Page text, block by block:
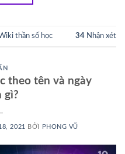
thần số học 34 Nhận xét
theo tên và ngày
gì?
2021 BỞI PHONG VŨ